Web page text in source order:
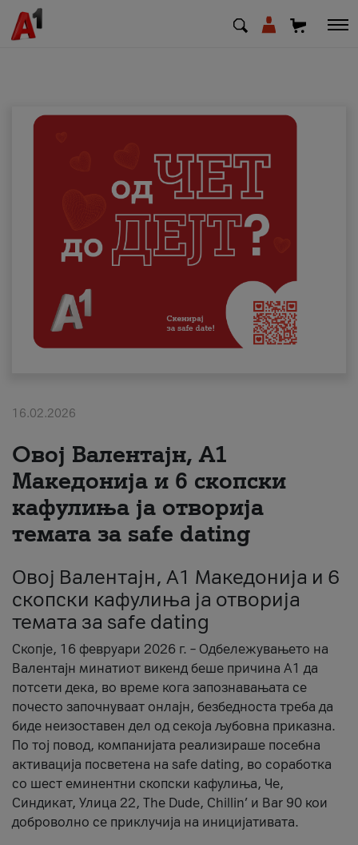
Деловни
Поддршка
Надополни кредит
Плати сметка
#ПодобарОнлајн
16.02.2026
Овој Валентајн, A1
Македонија и 6 скопски
кафулиња ја отворија
темата за safe dating
Овој Валентајн, A1 Македонија и 6
скопски кафулиња ја отворија
темата за safe dating
Скопје, 16 февруари 2026 г. – Одбележувањето на
Валентајн минатиот викенд беше причина А1 да
потсети дека, во време кога запознавањата се
почесто започнуваат онлајн, безбедноста треба да
биде неизоставен дел од секоја љубовна приказна.
По тој повод, компанијата реализираше посебна
активација посветена на safe dating, во соработка
со шест еминентни скопски кафулиња, Че,
Синдикат, Улица 22, The Dude, Chillin’ и Bar 90 кои
доброволно се приклучија на иницијативата.